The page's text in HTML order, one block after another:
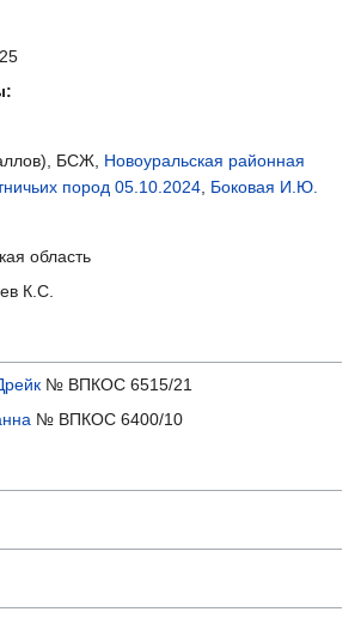
БСЖ, Новоуральская районная
пород 05.10.2024 Боковая И.Ю.
область
К.С.
№ ВПКОС 6515/21
№ ВПКОС 6400/10